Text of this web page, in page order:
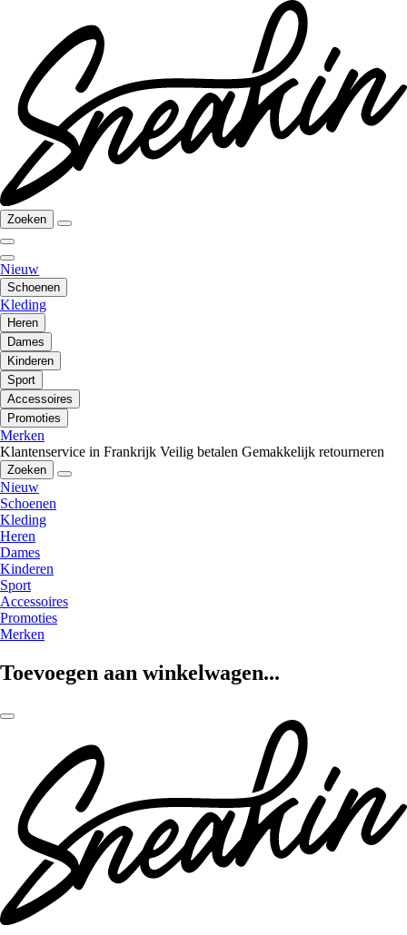
Zoeken
Nieuw
Schoenen
Kleding
Heren
Dames
Kinderen
Sport
Accessoires
Promoties
Merken
Klantenservice in Frankrijk Veilig betalen Gemakkelijk retourneren
Zoeken
Nieuw
Schoenen
Kleding
Heren
Dames
Kinderen
Sport
Accessoires
Promoties
Merken
Toevoegen aan winkelwagen...